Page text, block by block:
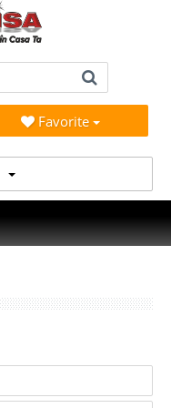
Favorite